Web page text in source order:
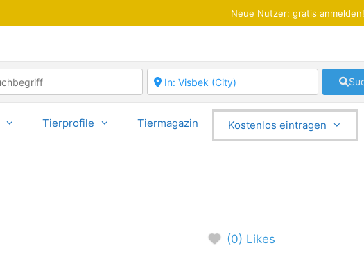
Neue Nutzer: gratis anmelden!
Tierprofile Tiermagazin Kostenlos eintragen
(0) Likes